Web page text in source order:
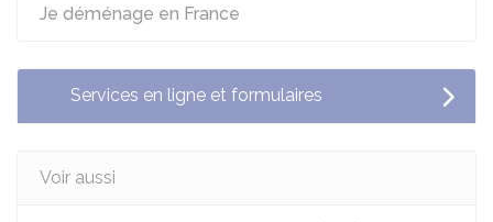
Je déménage en France
Services en ligne et formulaires
Voir aussi